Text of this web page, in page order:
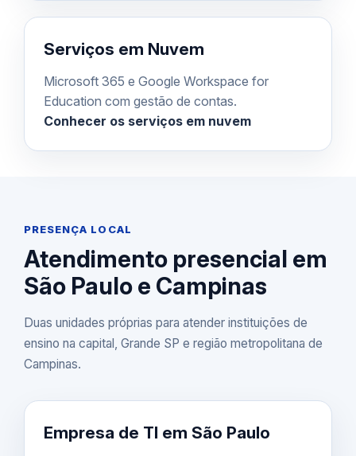
Serviços em Nuvem
Microsoft 365 e Google Workspace for
Education com gestão de contas.
Conhecer os serviços em nuvem
PRESENÇA LOCAL
Atendimento presencial em
São Paulo e Campinas
Duas unidades próprias para atender instituições de
ensino na capital, Grande SP e região metropolitana de
Campinas.
Empresa de TI em São Paulo